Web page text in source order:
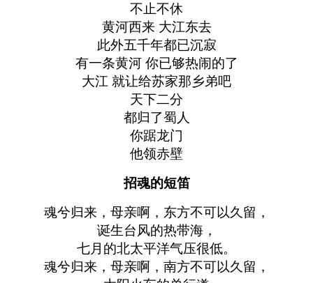
不止不休
黄河西来 大江东去
此外五千年都已沉寂
有一条黄河 你已够热闹的了
大江 就让给苏家那乡弟吧
天下二分
都归了蜀人
你踞龙门
他领赤壁
招魂的短笛
魂兮归来，母亲啊，东方不可以久留，
诞生台风的热带海，
七月的北太平洋气压很低。
魂兮归来，母亲啊，南方不可以久留，